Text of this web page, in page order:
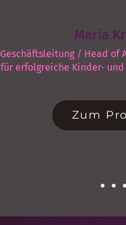
Maria
Geschäftsleitung / Head of
für erfolgreiche Kinder-
Zum